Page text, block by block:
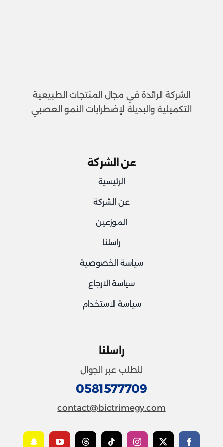
الشركة الرائدة في مجال المنتجات الطبيعية
التكميلية والبديلة لإضطرابات النمو العصبي
عن الشركة
الرئيسية
عن الشركة
الموزعين
راسلنا
سياسة الخصوصية
سياسة الارجاع
سياسة الاستخدام
راسلنا
للطلب عبر الجوال
0581577709
contact@biotrimegy.com